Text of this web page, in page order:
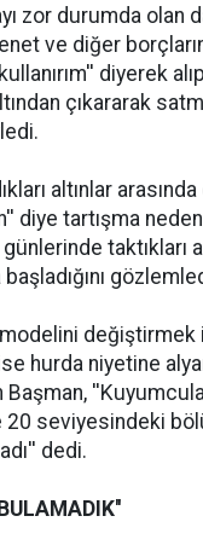
zor durumda olan
ve diğer
diyerek
çıkararak
altınlar
diye tartışma
taktıkları
başladığını
modelini değiştirmek
hurda niyetine
Başman,
20 seviyesindeki
dedi.